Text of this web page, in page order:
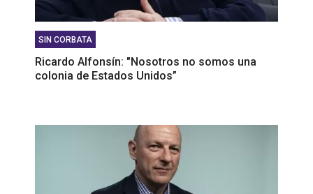
SIN CORBATA
Ricardo Alfonsín: "Nosotros no somos una
colonia de Estados Unidos”